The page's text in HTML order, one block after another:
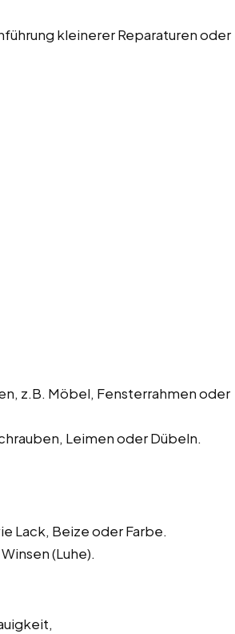
kleinerer Reparaturen oder
z.B. Möbel, Fensterrahmen oder
Leimen oder Dübeln.
Lack, Beize oder Farbe.
(Luhe).